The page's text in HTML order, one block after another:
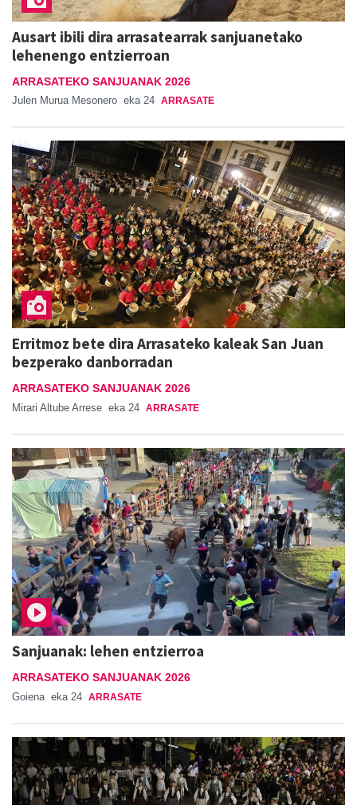
Ausart ibili dira arrasatearrak sanjuanetako
lehenengo entzierroan
ARRASATEKO SANJUANAK 2026
Julen Murua Mesonero eka 24 ARRASATE
Erritmoz bete dira Arrasateko kaleak San Juan
bezperako danborradan
ARRASATEKO SANJUANAK 2026
Mirari Altube Arrese eka 24 ARRASATE
Sanjuanak: lehen entzierroa
ARRASATEKO SANJUANAK 2026
Goiena eka 24 ARRASATE